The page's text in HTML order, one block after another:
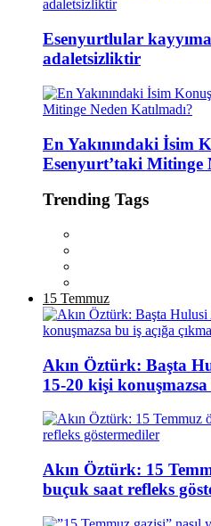
Esenyurtlular
adaletsizliktir
En Yakınındaki İsim
Esenyurt’taki Mitinge
Trending Tags
15 Temmuz
Akın Öztürk: Başta
15-20 kişi konuşmazsa
Akın Öztürk: 15
buçuk saat refleks